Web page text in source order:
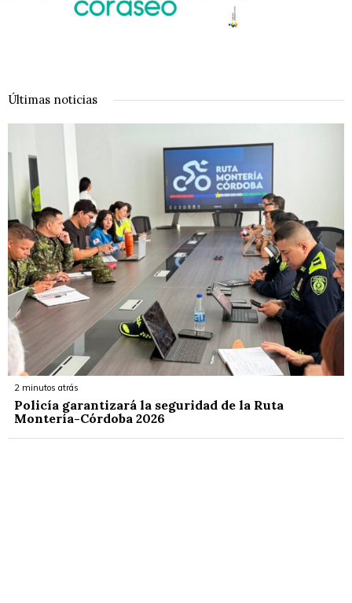
Últimas noticias
2 minutos atrás
Policía garantizará la seguridad de la Ruta
Montería-Córdoba 2026